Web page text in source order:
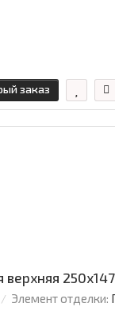
заказ
Элемент отделки: